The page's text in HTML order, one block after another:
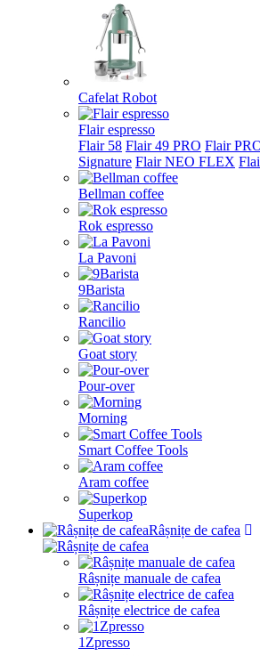
Cafelat Robot
Flair espresso
Flair 58 Flair 49 PRO Flair
Signature Flair NEO FLEX
Bellman coffee
Rok espresso
La Pavoni
9Barista
Rancilio
Goat story
Pour-over
Morning
Smart Coffee Tools
Aram coffee
Superkop
Râșnițe de cafea
Râșnițe manuale de cafea
Râșnițe electrice de cafea
1Zpresso